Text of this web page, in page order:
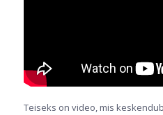
Teiseks on video, mis